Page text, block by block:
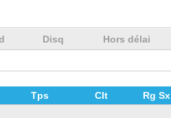
Disq Hors délai
Tps Clt Rg Sx